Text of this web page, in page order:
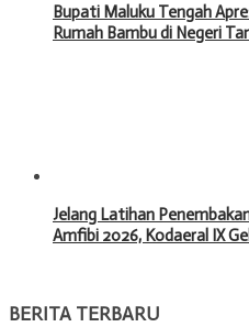
Bupati Maluku Tengah
Rumah Bambu di Negeri
Jelang Latihan
Amfibi 2026, Kodaeral IX
BERITA TERBARU